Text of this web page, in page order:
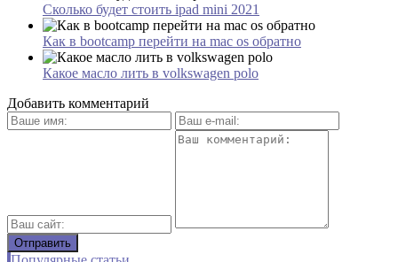
Сколько будет стоить ipad mini 2021
Как в bootcamp перейти на mac os обратно
Какое масло лить в volkswagen polo
Добавить комментарий